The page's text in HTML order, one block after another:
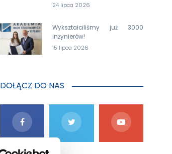
24 lipca 2026
Wykształciliśmy już 3000
inżynierów!
15 lipca 2026
DOŁĄCZ DO NAS